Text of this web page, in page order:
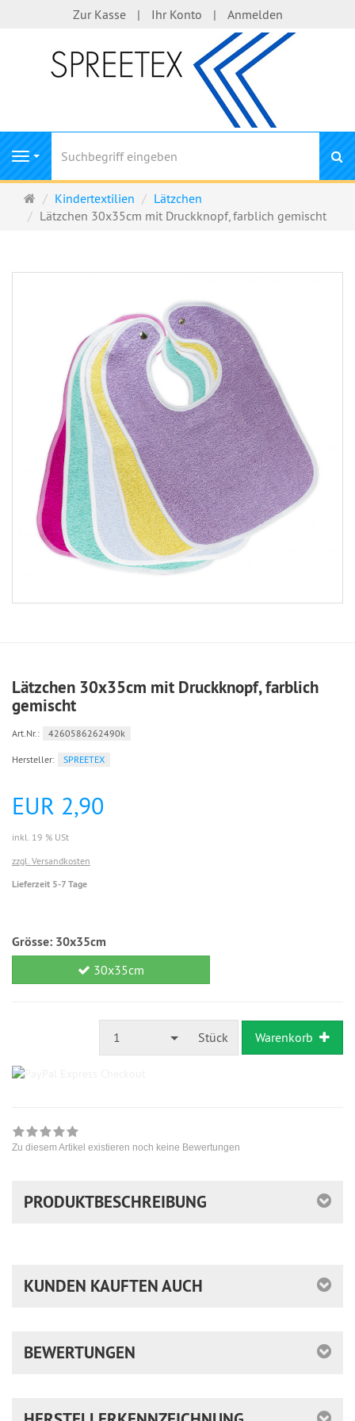
Zur Kasse Ihr Konto Anmelden
Navigation
Startseite
Kindertextilien
Lätzchen
Lätzchen 30x35cm mit Druckknopf, farblich gemischt
Lätzchen 30x35cm mit Druckknopf, farblich
gemischt
Art.Nr.: 4260586262490k
Hersteller: SPREETEX
EUR 2,90
inkl. 19 % USt
zzgl. Versandkosten
Lieferzeit 5-7 Tage
Grösse: 30x35cm
30x35cm
1 Stück Warenkorb
Zu diesem Artikel existieren noch keine Bewertungen
PRODUKTBESCHREIBUNG
KUNDEN KAUFTEN AUCH
BEWERTUNGEN